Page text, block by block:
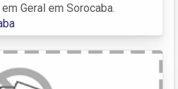
Geral em Sorocaba.